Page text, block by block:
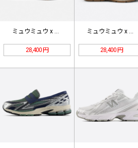
28,400 円 28,400 円